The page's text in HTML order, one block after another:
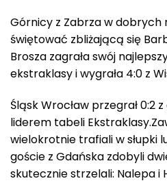
Górnicy z Zabrza w
świętować zbliżającą się
Brosza zagrała swój
ekstraklasy i wygrała 4:0 z
Śląsk Wrocław przegrał 0:2
liderem tabeli
wielokrotnie trafiali w słupki
goście z Gdańska zdobyli
skutecznie strzelali: Nalepa i